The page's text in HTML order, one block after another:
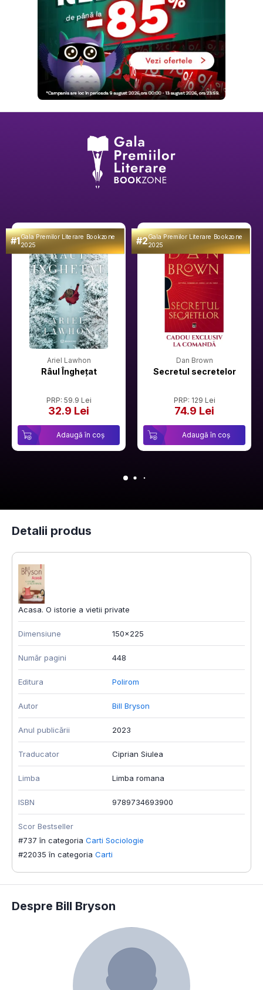
#1Gala Premilor Literare Bookzone
2025
Ariel Lawhon
Râul Înghețat
PRP: 59.9 Lei
32.9 Lei
Adaugă în coș
#2Gala Premilor Literare Bookzone
2025
Dan Brown
Secretul secretelor
PRP: 129 Lei
74.9 Lei
Adaugă în coș
Detalii produs
Acasa. O istorie a vietii private
Dimensiune 150x225
Număr pagini 448
Editura Polirom
Autor Bill Bryson
Anul publicării 2023
Traducator Ciprian Siulea
Limba Limba romana
ISBN 9789734693900
Scor Bestseller
#737 în categoria Carti Sociologie
#22035 în categoria Carti
Despre Bill Bryson